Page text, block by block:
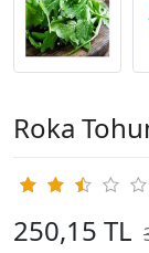
Roka
250,15 TL